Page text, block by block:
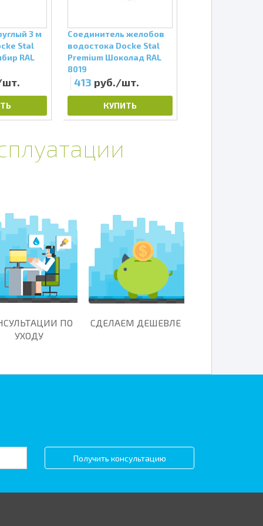
3 м
Stal
RAL
шт.
Соединитель желобов
водостока Docke Stal
Premium Шоколад RAL
8019
413 руб./шт.
КУПИТЬ
ПО
УХОДУ
СДЕЛАЕМ ДЕШЕВЛЕ
Получить консультацию